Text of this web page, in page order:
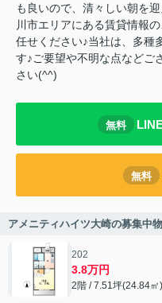
も良いので、清々しい朝を
川市エリアにある賃貸情報
任せください♪当社は、多種
す♪ご要望や不明な点などご
さい(^^)
無料
無料
アメニティハイツ大崎の募集中
202
3.8万円
2階 / 7.51坪(24.84㎡)